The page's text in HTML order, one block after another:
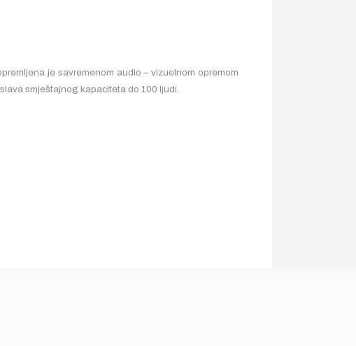
je savremenom audio – vizuelnom opremom
smještajnog kapaciteta do 100 ljudi.